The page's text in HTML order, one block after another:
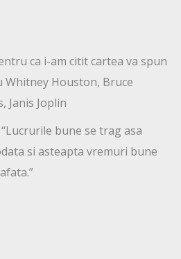
ca i-am citit cartea va spun
Whitney Houston, Bruce
Janis Joplin
bune se trag asa
si asteapta vremuri bune